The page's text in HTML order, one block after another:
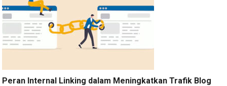
Peran Internal Linking dalam Meningkatkan Trafik Blog